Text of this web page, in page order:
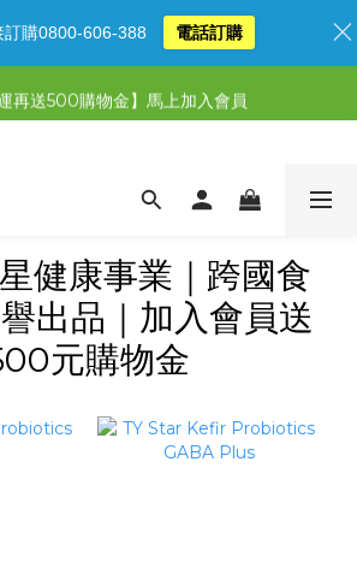
惠】全館滿1,000送500購物金！
】超值5選3，最高現省1,770元
再送500購物金】馬上加入會員
健康事業｜跨國食
出品｜加入會員送
元購物金
訂購0800-606-388 電話訂購